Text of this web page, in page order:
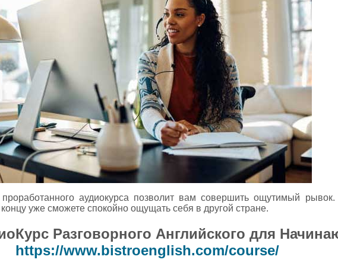
аудиокурса позволит вам совершить ощутимый
концу уже сможете спокойно ощущать себя в другой стране.
Разговорного Английского для
https://www.bistroenglish.com/course/